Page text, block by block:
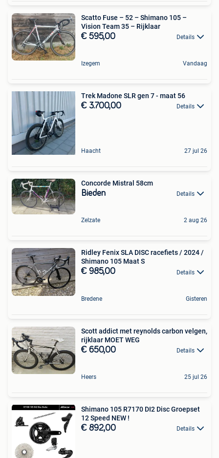
Scatto Fuse – 52 – Shimano 105 –
Vision Team 35 – Rijklaar
€ 595,00 Details
Izegem Vandaag
Trek Madone SLR gen 7 - maat 56
€ 3.700,00 Details
Haacht 27 jul 26
Concorde Mistral 58cm
Bieden Details
Zelzate 2 aug 26
Ridley Fenix SLA DISC racefiets / 2024 /
Shimano 105 Maat S
€ 985,00 Details
Bredene Gisteren
Scott addict met reynolds carbon velgen,
rijklaar MOET WEG
€ 650,00 Details
Heers 25 jul 26
Shimano 105 R7170 DI2 Disc Groepset
12 Speed NEW !
€ 892,00 Details